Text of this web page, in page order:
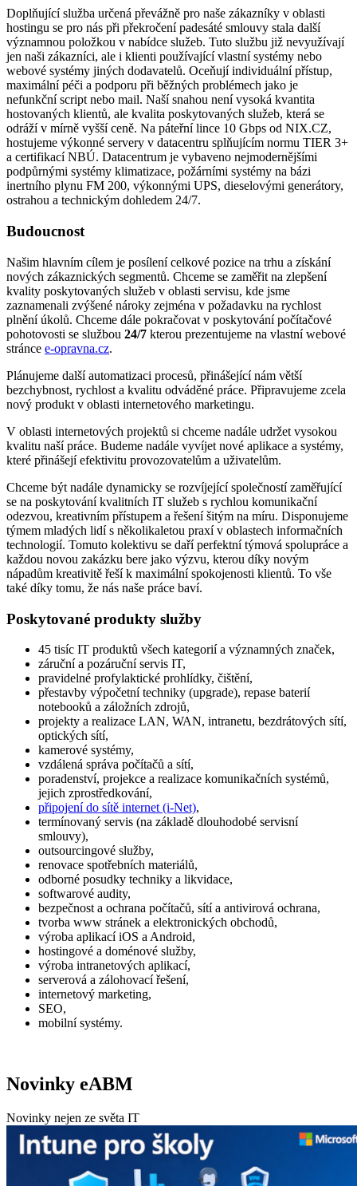
Doplňující služba určená převážně pro naše zákazníky v oblasti
hostingu se pro nás při překročení padesáté smlouvy stala další
významnou položkou v nabídce služeb. Tuto službu již nevyužívají
jen naši zákazníci, ale i klienti používající vlastní systémy nebo
webové systémy jiných dodavatelů. Oceňují individuální přístup,
maximální péči a podporu při běžných problémech jako je
nefunkční script nebo mail. Naší snahou není vysoká kvantita
hostovaných klientů, ale kvalita poskytovaných služeb, která se
odráží v mírně vyšší ceně. Na páteřní lince 10 Gbps od NIX.CZ,
hostujeme výkonné servery v datacentru splňujícím normu TIER 3+
a certifikací NBÚ. Datacentrum je vybaveno nejmodernějšími
podpůrnými systémy klimatizace, požárními systémy na bázi
inertního plynu FM 200, výkonnými UPS, dieselovými generátory,
ostrahou a technickým dohledem 24/7.
Budoucnost
Našim hlavním cílem je posílení celkové pozice na trhu a získání
nových zákaznických segmentů. Chceme se zaměřit na zlepšení
kvality poskytovaných služeb v oblasti servisu, kde jsme
zaznamenali zvýšené nároky zejména v požadavku na rychlost
plnění úkolů. Chceme dále pokračovat v poskytování počítačové
pohotovosti se službou 24/7 kterou prezentujeme na vlastní webové
stránce e-opravna.cz.
Plánujeme další automatizaci procesů, přinášející nám větší
bezchybnost, rychlost a kvalitu odváděné práce. Připravujeme zcela
nový produkt v oblasti internetového marketingu.
V oblasti internetových projektů si chceme nadále udržet vysokou
kvalitu naší práce. Budeme nadále vyvíjet nové aplikace a systémy,
které přinášejí efektivitu provozovatelům a uživatelům.
Chceme být nadále dynamicky se rozvíjející společností zaměřující
se na poskytování kvalitních IT služeb s rychlou komunikační
odezvou, kreativním přístupem a řešení šitým na míru. Disponujeme
týmem mladých lidí s několikaletou praxí v oblastech informačních
technologií. Tomuto kolektivu se daří perfektní týmová spolupráce a
každou novou zakázku bere jako výzvu, kterou díky novým
nápadům kreativitě řeší k maximální spokojenosti klientů. To vše
také díky tomu, že nás naše práce baví.
Poskytované produkty služby
45 tisíc IT produktů všech kategorií a významných značek,
záruční a pozáruční servis IT,
pravidelné profylaktické prohlídky, čištění,
přestavby výpočetní techniky (upgrade), repase baterií
notebooků a záložních zdrojů,
projekty a realizace LAN, WAN, intranetu, bezdrátových sítí,
optických sítí,
kamerové systémy,
vzdálená správa počítačů a sítí,
poradenství, projekce a realizace komunikačních systémů,
jejich zprostředkování,
připojení do sítě internet (i-Net),
termínovaný servis (na základě dlouhodobé servisní
smlouvy),
outsourcingové služby,
renovace spotřebních materiálů,
odborné posudky techniky a likvidace,
softwarové audity,
bezpečnost a ochrana počítačů, sítí a antivirová ochrana,
tvorba www stránek a elektronických obchodů,
výroba aplikací iOS a Android,
hostingové a doménové služby,
výroba intranetových aplikací,
serverová a zálohovací řešení,
internetový marketing,
SEO,
mobilní systémy.
Novinky eABM
Novinky nejen ze světa IT